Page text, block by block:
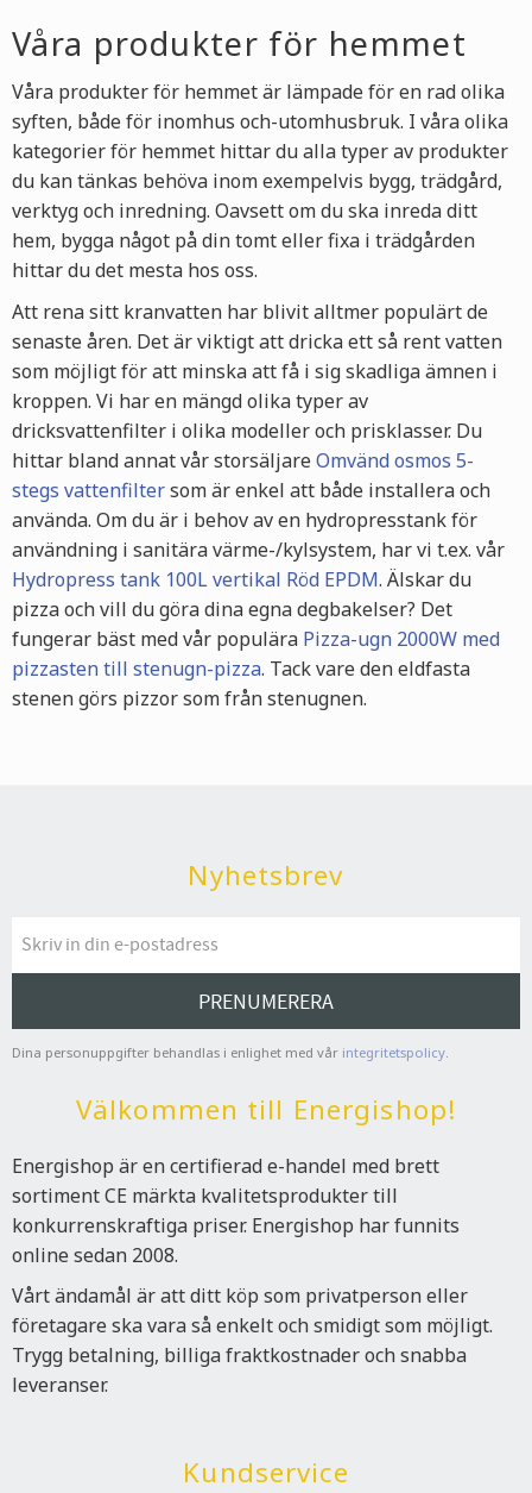
Våra produkter för hemmet
Våra produkter för hemmet är lämpade för en rad olika
syften, både för inomhus och-utomhusbruk. I våra olika
kategorier för hemmet hittar du alla typer av produkter
du kan tänkas behöva inom exempelvis bygg, trädgård,
verktyg och inredning. Oavsett om du ska inreda ditt
hem, bygga något på din tomt eller fixa i trädgården
hittar du det mesta hos oss.
Att rena sitt kranvatten har blivit alltmer populärt de
senaste åren. Det är viktigt att dricka ett så rent vatten
som möjligt för att minska att få i sig skadliga ämnen i
kroppen. Vi har en mängd olika typer av
dricksvattenfilter i olika modeller och prisklasser. Du
hittar bland annat vår storsäljareOmvänd osmos 5-
stegs vattenfiltersom är enkel att både installera och
använda. Om du är i behov av en hydropresstank för
användning i sanitära värme-/kylsystem, har vi t.ex. vår
Hydropress tank 100L vertikal Röd EPDM. Älskar du
pizza och vill du göra dina egna degbakelser? Det
fungerar bäst med vår populära Pizza-ugn 2000W med
pizzasten till stenugn-pizza. Tack vare den eldfasta
stenen görs pizzor som från stenugnen.
Nyhetsbrev
PRENUMERERA
Dina personuppgifter behandlas i enlighet med vår integritetspolicy
Välkommen till Energishop!
Energishop är en certifierad e-handel med brett
sortiment CE märkta kvalitetsprodukter till
konkurrenskraftiga priser. Energishop har funnits
online sedan 2008.
Vårt ändamål är att ditt köp som privatperson eller
företagare ska vara så enkelt och smidigt som möjligt.
Trygg betalning, billiga fraktkostnader och snabba
leveranser.
Kundservice